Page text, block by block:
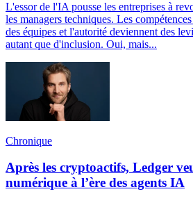
L'essor de l'IA pousse les entreprises à
les managers techniques. Les
des équipes et l'autorité deviennent des
autant que d'inclusion. Oui, mais...
Chronique
Après les cryptoactifs, Ledger
numérique à l’ère des agents IA